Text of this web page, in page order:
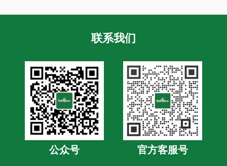
联系我们
公众号 官方客服号